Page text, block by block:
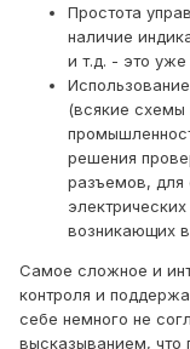
Простота
наличие
и т.д. - это уже
(всякие схемы
решения
разъемов, для
возникающих
Самое сложное и
контроля и
себе немного не
высказыванием,